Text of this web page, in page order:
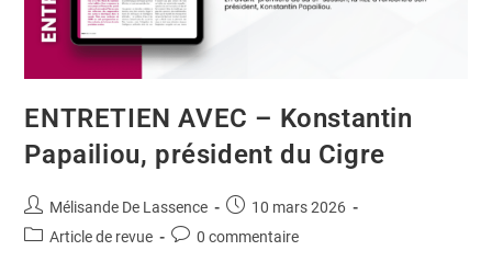
ENTRETIEN AVEC – Konstantin
Papailiou, président du Cigre
Mélisande De Lassence
10 mars 2026
Article de revue
0 commentaire